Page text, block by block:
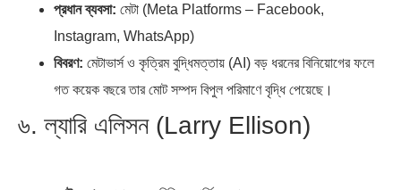
প্রধান ব্যবসা: মেটা (Meta Platforms – Facebook,
Instagram, WhatsApp)
বিবরণ: মেটাভার্স ও কৃত্রিম বুদ্ধিমত্তায় (AI) বড় ধরনের বিনিয়োগের ফলে
গত কয়েক বছরে তার মোট সম্পদ বিপুল পরিমাণে বৃদ্ধি পেয়েছে।
৬. ল্যারি এলিসন (Larry Ellison)